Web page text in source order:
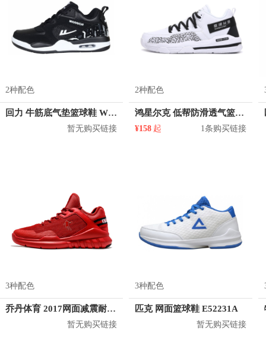
2种配色
回力 牛筋底气垫篮球鞋 WL-3547
暂无购买链接
2种配色
鸿星尔克 低帮防滑透气篮球鞋 11120104468
¥158 起 1条购买链接
3种配色
乔丹体育 2017网面减震耐磨实战篮球鞋 XM3570143
暂无购买链接
3种配色
匹克 网面篮球鞋 E52231A
暂无购买链接